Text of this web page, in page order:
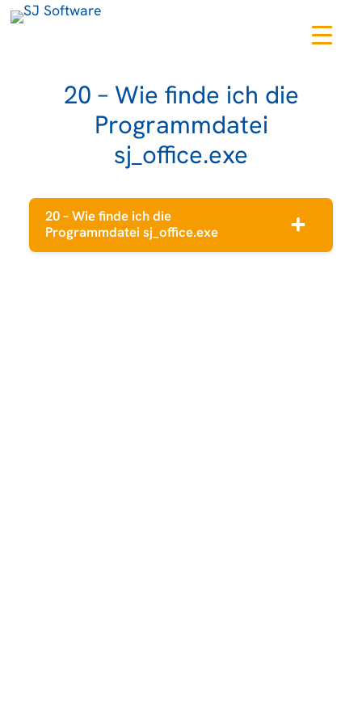
Zum
20 – Wie finde ich die
Programmdatei
sj_office.exe
a
20 – Wie finde ich die
Programmdatei sj_office.exe